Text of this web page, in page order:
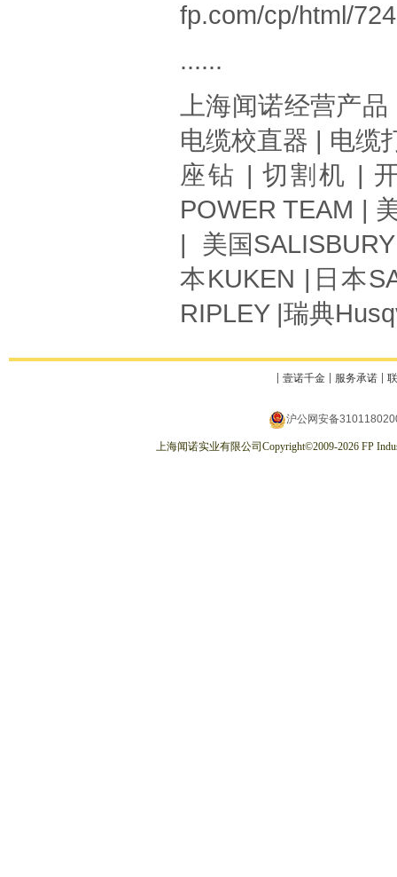
fp.com/cp/html/
......
上海闻诺经营产品
电缆校直器 | 电缆
座钻 |切割机 |
POWER TEAM |
| 美国SALISBURY
本KUKEN |日本
RIPLEY|瑞典
壹诺千金 服务承诺
沪公网安备
上海闻诺实业有限公司 Copyright©2009-2026 FP